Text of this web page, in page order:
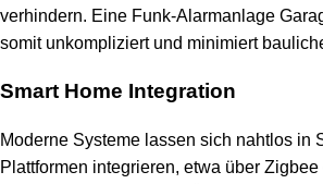
verhindern. Eine Funk-Alarmanlage
somit unkompliziert und minimiert
Smart Home Integration
Moderne Systeme lassen sich nahtlos in
Plattformen integrieren, etwa über